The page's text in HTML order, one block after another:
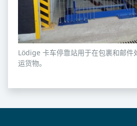
Lödige 卡车停靠站用于在包裹和邮件
运货物。